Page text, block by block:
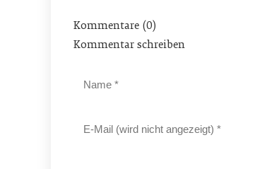
Kommentare (0)
Kommentar schreiben